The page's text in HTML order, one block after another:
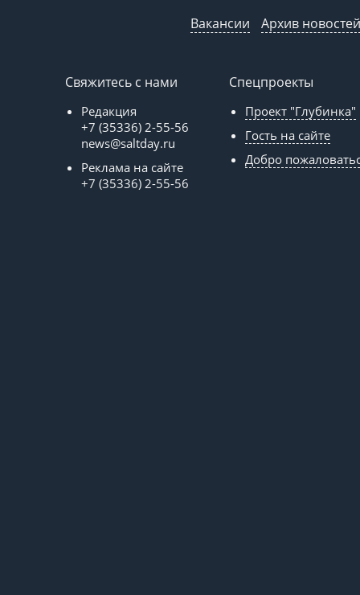
Вакансии Архив новостей
Свяжитесь с нами
Редакция
+7 (35336) 2-55-56
news@saltday.ru
Реклама на сайте
+7 (35336) 2-55-56
Спецпроекты
Проект "Глубинка"
Гость на сайте
Добро